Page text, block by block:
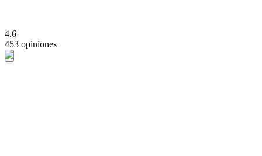
4.6
453 opiniones